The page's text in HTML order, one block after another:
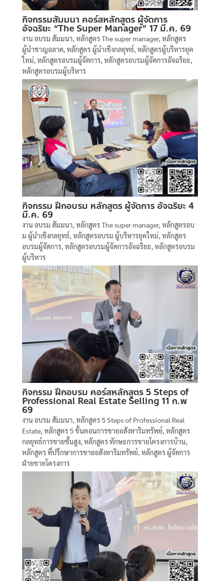
กิจกรรมสัมมนา คอร์สหลักสูตร ผู้จัดการ
อัจฉริยะ “The Super Manager” 17 มี.ค. 69
งาน อบรม สัมมนา, หลักสูตร The super manager, หลักสูตร
ผู้นำชาญฉลาด, หลักสูตร ผู้นำเชิงกลยุทธ์, หลักสูตรผู้บริหารยุค
ใหม่, หลักสูตรอบรมผู้จัดการ, หลักสูตรอบรมผู้จัดการอัจฉริยะ,
หลักสูตรอบรมผู้บริหาร
กิจกรรม ฝึกอบรม หลักสูตร ผู้จัดการ อัจฉริยะ 4
มี.ค. 69
งาน อบรม สัมมนา, หลักสูตร The super manager, หลักสูตรอบ
ม ผู้นำเชิงกลยุทธ์, หลักสูตรอบรม ผู้บริหารยุคใหม่, หลักสูตร
อบรมผู้จัดการ, หลักสูตรอบรมผู้จัดการอัจฉริยะ, หลักสูตรอบรม
ผู้บริหาร
กิจกรรม ฝึกอบรม คอร์สหลักสูตร 5 Steps of
Professional Real Estate Selling 11 ก.พ
69
งาน อบรม สัมมนา, หลักสูตร 5 Steps of Professional Real
Estate, หลักสูตร 5 ขั้นตอนการขายอสังหาริมทรัพย์, หลักสูตร
กลยุทธ์การขายชั้นสูง, หลักสูตร ทักษะการขายโครงการบ้าน,
หลักสูตร ที่ปรึกษาการขายอสังหาริมทรัพย์, หลักสูตร ผู้จัดการ
ฝ่ายขายโครงการ